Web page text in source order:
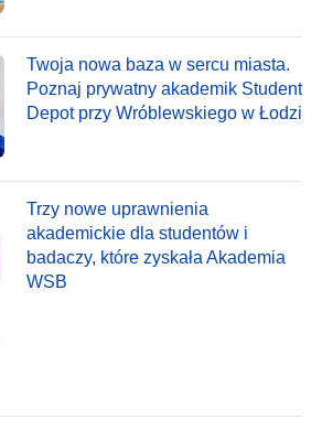
Twoja nowa baza w sercu miasta.
Poznaj prywatny akademik Student
Depot przy Wróblewskiego w Łodzi
Trzy nowe uprawnienia
akademickie dla studentów i
badaczy, które zyskała Akademia
WSB